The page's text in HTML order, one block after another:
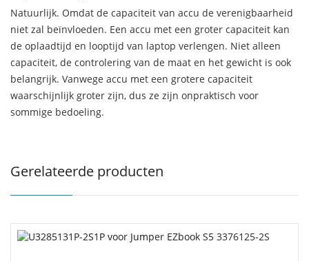
Natuurlijk. Omdat de capaciteit van accu de verenigbaarheid
niet zal beïnvloeden. Een accu met een groter capaciteit kan
de oplaadtijd en looptijd van laptop verlengen. Niet alleen
capaciteit, de controlering van de maat en het gewicht is ook
belangrijk. Vanwege accu met een grotere capaciteit
waarschijnlijk groter zijn, dus ze zijn onpraktisch voor
sommige bedoeling.
Gerelateerde producten